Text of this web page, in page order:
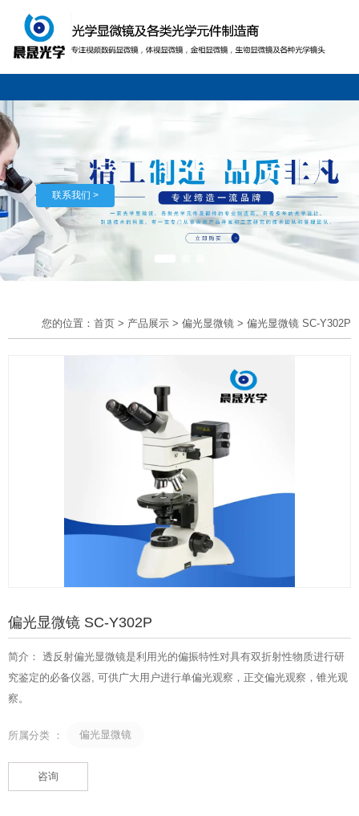
联系我们 >
您的位置：首页 > 产品展示 > 偏光显微镜 > 偏光显微镜 SC-Y302P
偏光显微镜 SC-Y302P
简介： 透反射偏光显微镜是利用光的偏振特性对具有双折射性物质进行研
究鉴定的必备仪器, 可供广大用户进行单偏光观察，正交偏光观察，锥光观
察。
所属分类 ： 偏光显微镜
咨询